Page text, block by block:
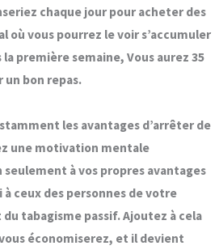
chaque jour pour acheter des
où vous pourrez le voir s’accumuler
première semaine, Vous aurez 35
un bon repas.
les avantages d’arrêter de
une motivation mentale
à vos propres avantages
à ceux des personnes de votre
tabagisme passif. Ajoutez à cela
économiserez, et il devient